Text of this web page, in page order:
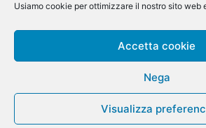
Usiamo cookie per ottimizzare il nostro sito web
Accetta cookie
Nega
Visualizza
una copertura a 360° che coinvolge tecnologie,
info@arscommunication.it
SEGUICI